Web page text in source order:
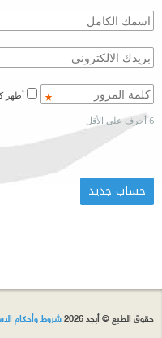
6 أحرف على الأقل
حقوق الطبع © أبجد 2026 شروط وأحكام